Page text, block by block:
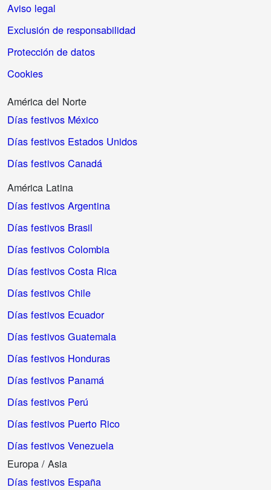
Aviso legal
Exclusión de responsabilidad
Protección de datos
Cookies
América del Norte
Días festivos México
Días festivos Estados Unidos
Días festivos Canadá
América Latina
Días festivos Argentina
Días festivos Brasil
Días festivos Colombia
Días festivos Costa Rica
Días festivos Chile
Días festivos Ecuador
Días festivos Guatemala
Días festivos Honduras
Días festivos Panamá
Días festivos Perú
Días festivos Puerto Rico
Días festivos Venezuela
Europa / Asia
Días festivos España